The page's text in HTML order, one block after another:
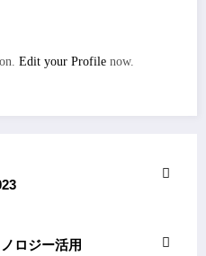
Edit your Profile now.
ロジー活用